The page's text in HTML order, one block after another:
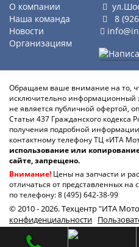
О компании
Наша команда
Новости
Организациям
8
Обращаем ваше внимание на то,
исключительно информационный
не является публичной офертой,
Статьи 437 Гражданского кодекса
получения подробной информации
контактному телефону ТЦ «ИТА
использование или
сайте, запрещено.
Внимание! Цены на запчасти и
отличаться от представленных
по телефону:8 (495) 642-38-99
© 2010 - 2026. Техцентр "ИТА
конфиденциальности
использования файлов Cookie
8 (925) 642-38-